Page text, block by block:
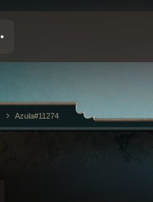
Azula#11274